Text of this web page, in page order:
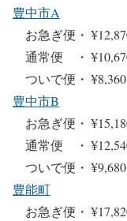
豊中市A
お急ぎ便・
通常便 ・
ついで便・
豊中市B
お急ぎ便・
通常便 ・
ついで便・
豊能町
お急ぎ便・